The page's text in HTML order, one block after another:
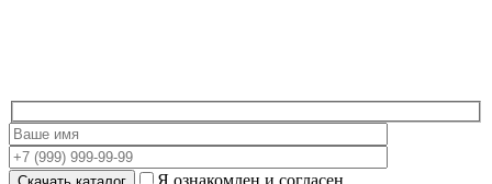
Я ознакомлен и согласен